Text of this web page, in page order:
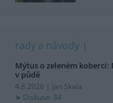
rady a návody
Mýtus o zeleném
v půdě
4.8.2026 | Jan Skala
Diskuse: 34